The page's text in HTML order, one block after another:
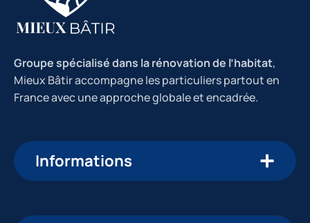
Groupe spécialisé dans la rénovation de l’habitat,
Mieux Bâtir accompagne les particuliers partout en
France avec une approche globale et encadrée.
Informations